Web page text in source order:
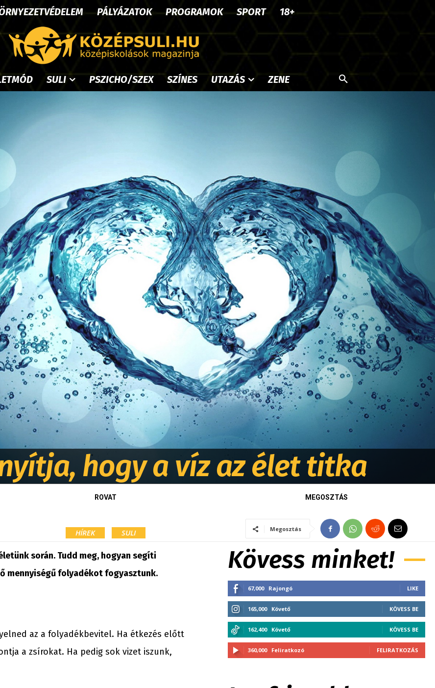
PÁLYÁZATOK PROGRAMOK SPORT 18+
SULI PSZICHO/SZEX SZÍNES UTAZÁS ZENE
hogy a víz az élet titka
ROVAT
HÍREK SULI
MEGOSZTÁS
Megosztás
során. Tudd meg, hogyan segíti
mennyiségű folyadékot fogyasztunk.
az a folyadékbevitel. Ha étkezés előtt
a zsírokat. Ha pedig sok vizet iszunk,
Kövess minket!
67,000 Rajongó LIKE
165,000 Követő KÖVESS BE
162,400 Követő KÖVESS BE
360,000 Feliratkozó FELIRATKOZÁS